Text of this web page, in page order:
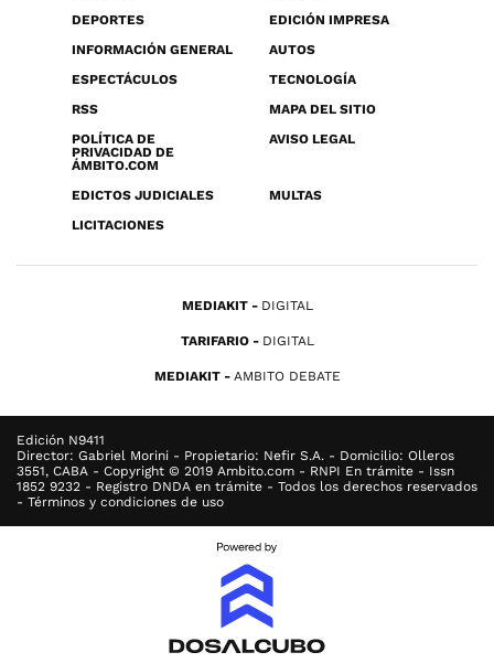
DEPORTES
EDICIÓN IMPRESA
INFORMACIÓN GENERAL
AUTOS
ESPECTÁCULOS
TECNOLOGÍA
RSS
MAPA DEL SITIO
POLÍTICA DE
PRIVACIDAD DE
ÁMBITO.COM
AVISO LEGAL
EDICTOS JUDICIALES
MULTAS
LICITACIONES
MEDIAKIT DIGITAL
TARIFARIO DIGITAL
MEDIAKIT AMBITO DEBATE
Edición N9411
Director: Gabriel Morini - Propietario: Nefir S.A. - Domicilio: Olleros
3551, CABA - Copyright © 2019 Ambito.com - RNPI En trámite - Issn
1852 9232 - Registro DNDA en trámite - Todos los derechos reservados
- Términos y condiciones de uso